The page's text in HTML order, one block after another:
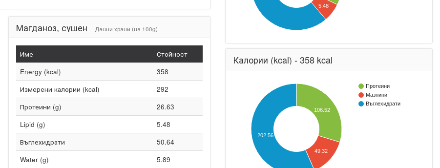
Магданоз, сушен Данни храни (на 100g)
Име
Стойност
Energy (kcal)
358
Измерени калории (kcal)
292
Протеини (g)
26.63
Lipid (g)
5.48
Въглехидрати
50.64
Water (g)
5.89
5.48
Калории (kcal) - 358 kcal
Протеини
Мазнини
Въглехидрати
106.52
49.32
202.56